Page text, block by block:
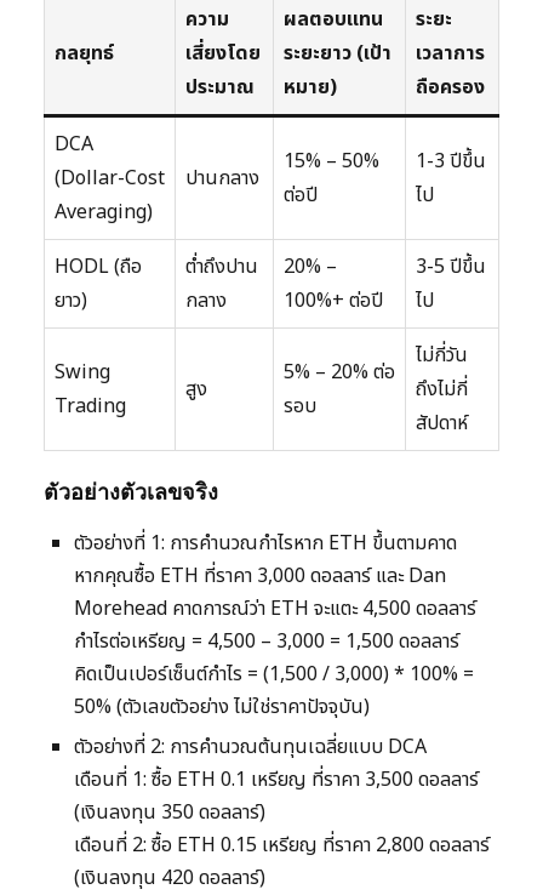
กลยุทธ์
ความ
เสี่ยงโดย
ประมาณ
ผลตอบแทน
ระยะยาว (เป้า
หมาย)
ระยะ
เวลาการ
ถือครอง
DCA
(Dollar-Cost
Averaging)
ปานกลาง
15% – 50%
ต่อปี
1-3 ปีขึ้น
ไป
HODL (ถือ
ยาว)
ต่ำถึงปาน
กลาง
20% –
100%+ ต่อปี
3-5 ปีขึ้น
ไป
Swing
Trading
สูง
5% – 20% ต่อ
รอบ
ไม่กี่วัน
ถึงไม่กี่
สัปดาห์
ตัวอย่างตัวเลขจริง
ตัวอย่างที่ 1: การคำนวณกำไรหาก ETH ขึ้นตามคาด
หากคุณซื้อ ETH ที่ราคา 3,000 ดอลลาร์ และ Dan
Morehead คาดการณ์ว่า ETH จะแตะ 4,500 ดอลลาร์
กำไรต่อเหรียญ = 4,500 – 3,000 = 1,500 ดอลลาร์
คิดเป็นเปอร์เซ็นต์กำไร = (1,500 / 3,000) * 100% =
50% (ตัวเลขตัวอย่าง ไม่ใช่ราคาปัจจุบัน)
ตัวอย่างที่ 2: การคำนวณต้นทุนเฉลี่ยแบบ DCA
เดือนที่ 1: ซื้อ ETH 0.1 เหรียญ ที่ราคา 3,500 ดอลลาร์
(เงินลงทุน 350 ดอลลาร์)
เดือนที่ 2: ซื้อ ETH 0.15 เหรียญ ที่ราคา 2,800 ดอลลาร์
(เงินลงทุน 420 ดอลลาร์)